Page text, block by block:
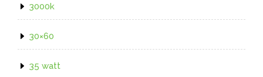
3000k
30×60
35 watt